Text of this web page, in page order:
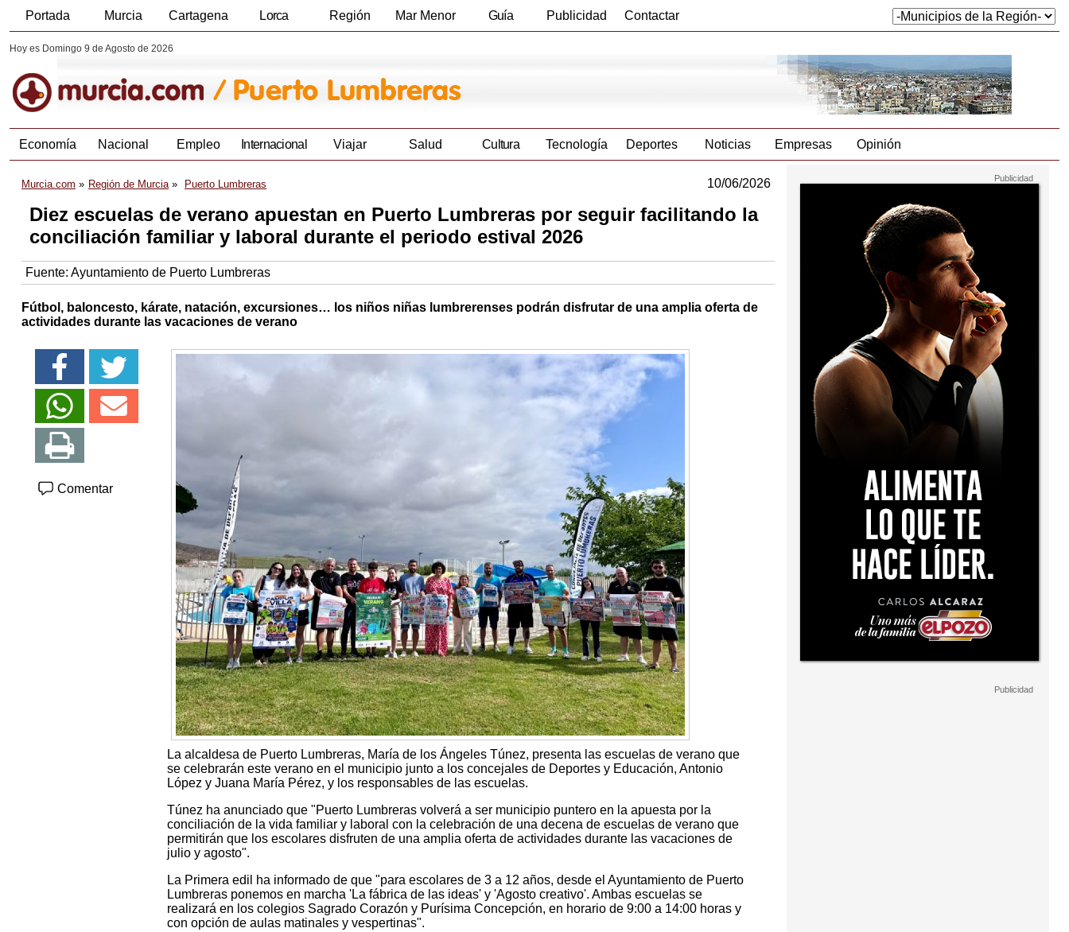
Portada Murcia Cartagena Lorca Región Mar Menor Guía Publicidad Contactar
Hoy es Domingo 9 de Agosto de 2026
Economía Nacional Empleo Internacional Viajar Salud Cultura Tecnología Deportes Noticias Empresas Opinión
Murcia.com Región de Murcia Puerto Lumbreras 10/06/2026
Diez escuelas de verano apuestan en Puerto Lumbreras por seguir facilitando la
conciliación familiar y laboral durante el periodo estival 2026
Fuente: Ayuntamiento de Puerto Lumbreras
Fútbol, baloncesto, kárate, natación, excursiones… los niños niñas lumbrerenses podrán disfrutar de una amplia oferta de
actividades durante las vacaciones de verano
Comentar
La alcaldesa de Puerto Lumbreras, María de los Ángeles Túnez, presenta las escuelas de verano que
se celebrarán este verano en el municipio junto a los concejales de Deportes y Educación, Antonio
López y Juana María Pérez, y los responsables de las escuelas.
Túnez ha anunciado que "Puerto Lumbreras volverá a ser municipio puntero en la apuesta por la
conciliación de la vida familiar y laboral con la celebración de una decena de escuelas de verano que
permitirán que los escolares disfruten de una amplia oferta de actividades durante las vacaciones de
julio y agosto".
La Primera edil ha informado de que "para escolares de 3 a 12 años, desde el Ayuntamiento de Puerto
Lumbreras ponemos en marcha 'La fábrica de las ideas' y 'Agosto creativo'. Ambas escuelas se
realizará en los colegios Sagrado Corazón y Purísima Concepción, en horario de 9:00 a 14:00 horas y
con opción de aulas matinales y vespertinas".